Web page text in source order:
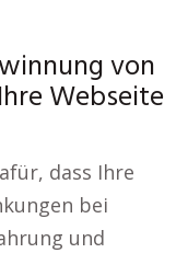
von
Webseite
dass Ihre
bei
und